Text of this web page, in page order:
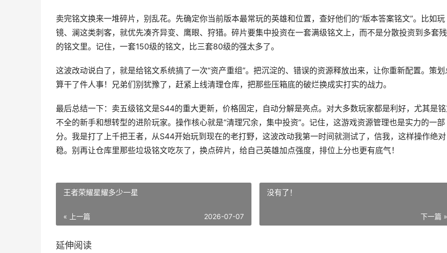
卖完铭文换来一堆碎片，别乱花。先确定你当前版本最常玩的英雄和位置，查好他们的“版本答案铭文”。比如玩
镜、澜这类刺客，就优先凑齐异变、鹰眼、狩猎。碎片要集中投资在一套满级铭文上，而不是分散投资到多套
的铭文里。记住，一套150级的铭文，比三套80级的强太多了。
这波改动说白了，就是给铭文系统搞了一次“资产重组”。把沉淀的、错误的资源释放出来，让你重新配置。策划
算干了件人事！兄弟们别犹豫了，赶紧上线清理仓库，把那些压箱底的破烂换成实打实的战力。
最后总结一下：卖五级铭文是S44的重大更新，价格固定，自动分解是亮点。对大多数玩家都是利好，尤其是
不全的新手和想转型的进阶玩家。操作核心就是“清理冗余，集中投资”。记住，这游戏资源管理也是实力的一部
分。我是打了上千把王者，从S44开始玩到现在的老打野，这波改动我第一时间就测试了，信我，这样操作绝对
稳。别再让仓库里那些垃圾铭文吃灰了，换点碎片，给自己英雄加点强度，排位上分也更有底气！
王者荣耀星耀多少一星
« 上一篇 2026-07-07
没有了！
下一篇 »
延伸阅读